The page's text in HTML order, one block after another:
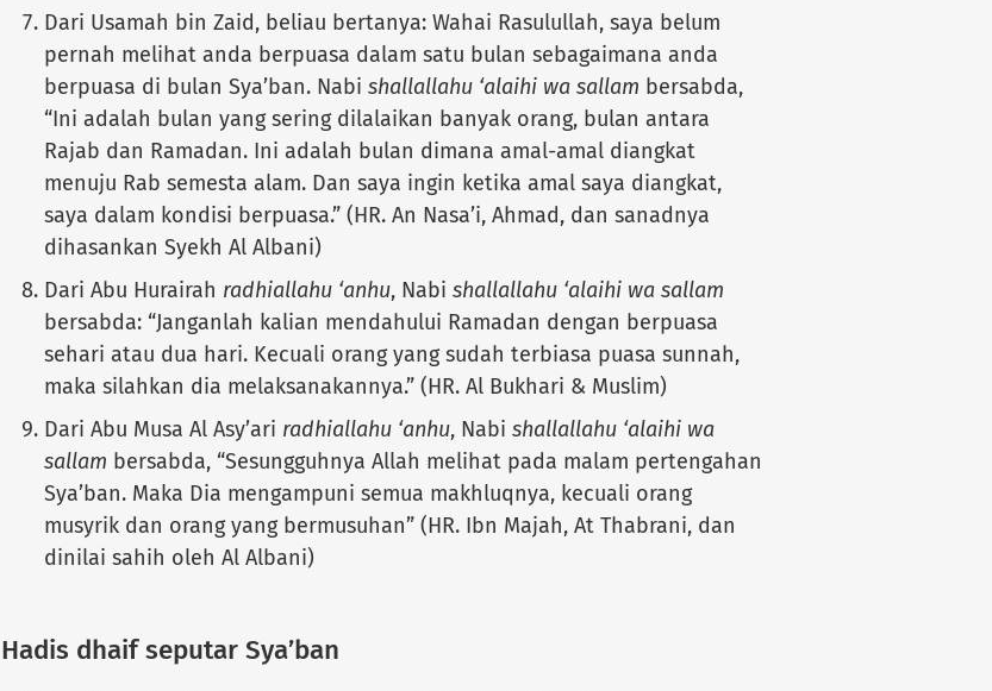
Dari Usamah bin Zaid, beliau bertanya: Wahai Rasulullah, saya belum
pernah melihat anda berpuasa dalam satu bulan sebagaimana anda
berpuasa di bulan Sya’ban. Nabi shallallahu ‘alaihi wa sallam bersabda,
“Ini adalah bulan yang sering dilalaikan banyak orang, bulan antara
Rajab dan Ramadan. Ini adalah bulan dimana amal-amal diangkat
menuju Rab semesta alam. Dan saya ingin ketika amal saya diangkat,
saya dalam kondisi berpuasa.” (HR. An Nasa’i, Ahmad, dan sanadnya
dihasankan Syekh Al Albani)
Dari Abu Hurairah radhiallahu ‘anhu, Nabi shallallahu ‘alaihi wa sallam
bersabda: “Janganlah kalian mendahului Ramadan dengan berpuasa
sehari atau dua hari. Kecuali orang yang sudah terbiasa puasa sunnah,
maka silahkan dia melaksanakannya.” (HR. Al Bukhari & Muslim)
Dari Abu Musa Al Asy’ari radhiallahu ‘anhu, Nabi shallallahu ‘alaihi wa
sallam bersabda, “Sesungguhnya Allah melihat pada malam pertengahan
Sya’ban. Maka Dia mengampuni semua makhluqnya, kecuali orang
musyrik dan orang yang bermusuhan” (HR. Ibn Majah, At Thabrani, dan
dinilai sahih oleh Al Albani)
Hadis dhaif seputar Sya’ban